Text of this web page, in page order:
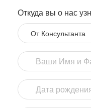
Откуда вы о нас
От Консультанта
Ваши Имя и
Дата